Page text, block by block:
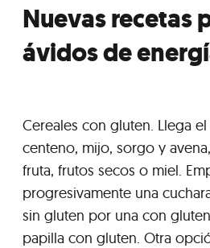
Nuevas recetas
ávidos de
Cereales con gluten. Llega
centeno, mijo, sorgo y
fruta, frutos secos o miel.
progresivamente una
sin gluten por una con
papilla con gluten. Otra